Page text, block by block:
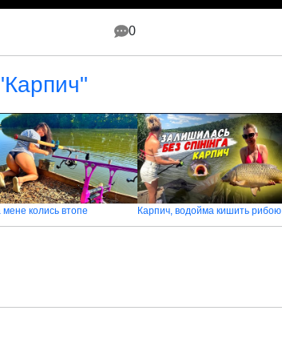
0
мене колись втопе Карпич, водойма кишить рибою